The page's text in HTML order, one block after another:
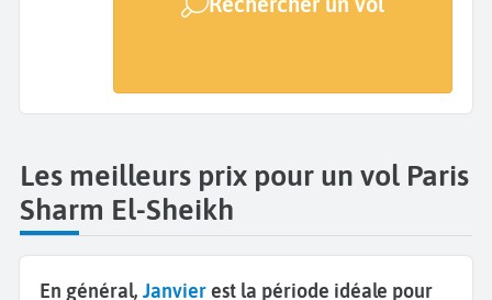
Les meilleurs prix pour un vol Paris
Sharm El-Sheikh
En général, Janvierest la période idéale pour